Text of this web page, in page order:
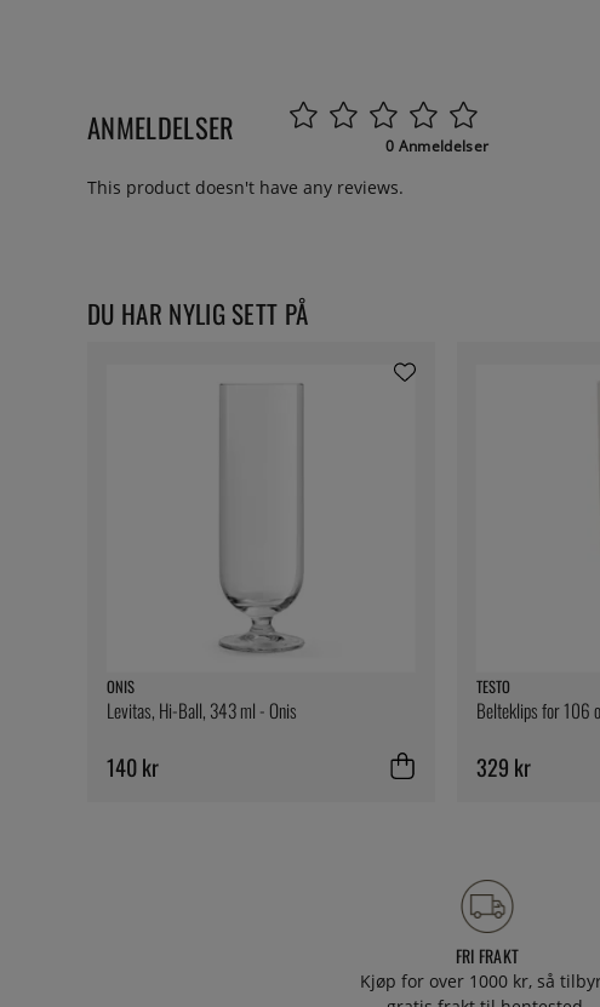
ANMELDELSER 0 Anmeldelser
This product doesn't have any reviews.
DU HAR NYLIG SETT PÅ
ONIS
Levitas, Hi-Ball, 343 ml - Onis
140 kr
TESTO
Belteklips for 106
329 kr
FRI FRAKT
Kjøp for over 1000 kr, så